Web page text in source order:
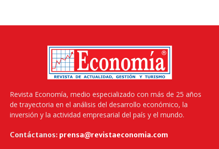
Revista Economía, medio especializado con más de 25 años
de trayectoria en el análisis del desarrollo económico, la
inversión y la actividad empresarial del país y el mundo.
Contáctanos: prensa@revistaeconomia.com